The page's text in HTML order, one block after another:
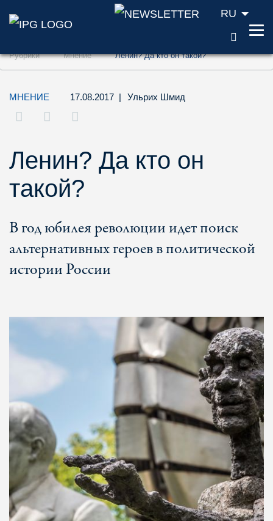
Перейти к содержанию (ключ доступа
Перейти к поиску (ключ доступа '2')
Перейти к навигации (ключ доступа '3')
RU
Рубрики Мнение Ленин? Да кто он такой?
МНЕНИЕ 17.08.2017 | Ульрих Шмид
Ленин? Да кто он
такой?
В год юбилея революции идет поиск
альтернативных героев в политической
истории России